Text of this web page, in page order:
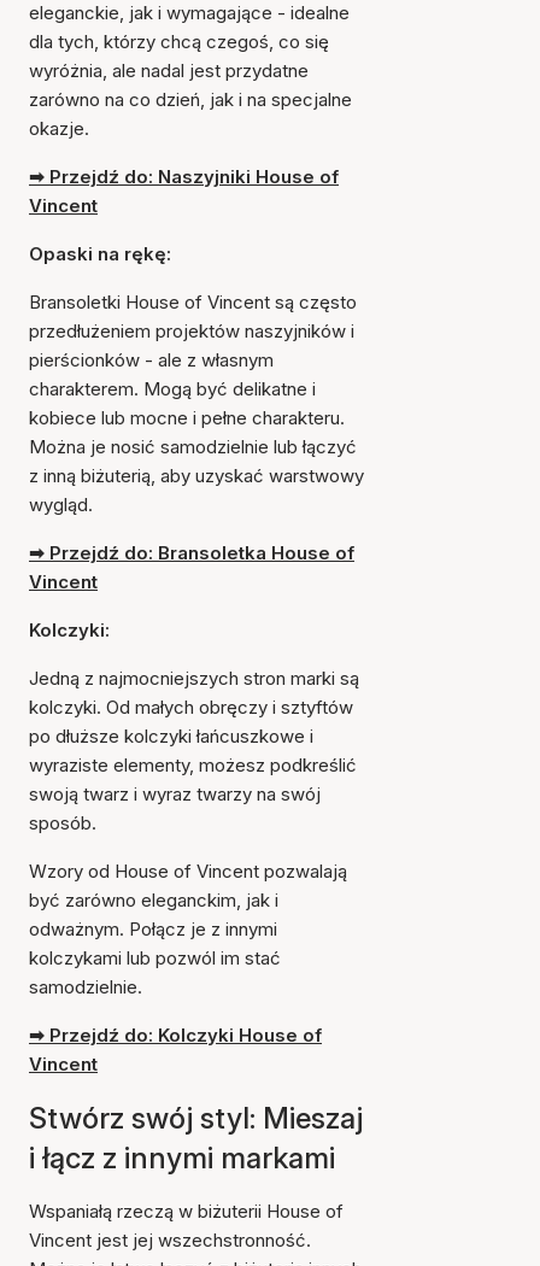
eleganckie, jak i wymagające - idealne
dla tych, którzy chcą czegoś, co się
wyróżnia, ale nadal jest przydatne
zarówno na co dzień, jak i na specjalne
okazje.
➡ Przejdź do: Naszyjniki House of
Vincent
Opaski na rękę:
Bransoletki House of Vincent są często
przedłużeniem projektów naszyjników i
pierścionków - ale z własnym
charakterem. Mogą być delikatne i
kobiece lub mocne i pełne charakteru.
Można je nosić samodzielnie lub łączyć
z inną biżuterią, aby uzyskać warstwowy
wygląd.
➡ Przejdź do: Bransoletka House of
Vincent
Kolczyki:
Jedną z najmocniejszych stron marki są
kolczyki. Od małych obręczy i sztyftów
po dłuższe kolczyki łańcuszkowe i
wyraziste elementy, możesz podkreślić
swoją twarz i wyraz twarzy na swój
sposób.
Wzory od House of Vincent pozwalają
być zarówno eleganckim, jak i
odważnym. Połącz je z innymi
kolczykami lub pozwól im stać
samodzielnie.
➡ Przejdź do: Kolczyki House of
Vincent
Stwórz swój styl: Mieszaj
i łącz z innymi markami
Wspaniałą rzeczą w biżuterii House of
Vincent jest jej wszechstronność.